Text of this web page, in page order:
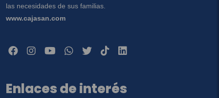
las necesidades de sus familias.
www.cajasan.com
Enlaces de interés